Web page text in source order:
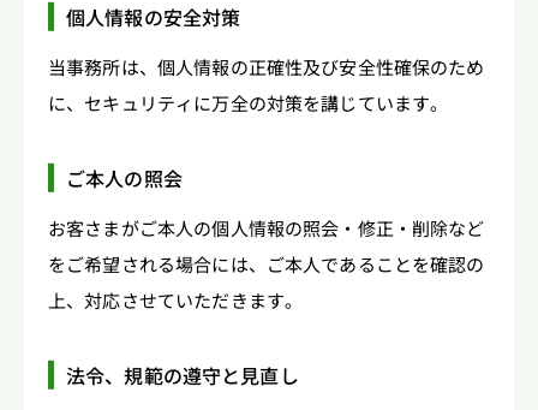
個人情報の安全対策
当事務所は、個人情報の正確性及び安全性確保のため
に、セキュリティに万全の対策を講じています。
ご本人の照会
お客さまがご本人の個人情報の照会・修正・削除など
をご希望される場合には、ご本人であることを確認の
上、対応させていただきます。
法令、規範の遵守と見直し